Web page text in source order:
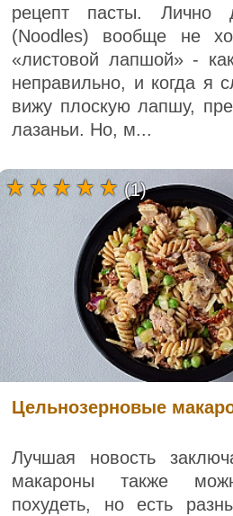
рецепт пасты.
(Noodles) вообще не
«листовой лапшой» -
неправильно, и когда я
вижу плоскую лапшу,
лазаньи. Но, м...
Цельнозерновые
Лучшая новость
макароны также
похудеть, но есть
(1)